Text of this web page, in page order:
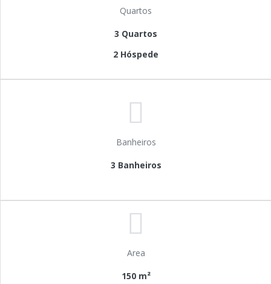
Quartos
3 Quartos
2 Hóspede
Banheiros
3 Banheiros
Area
150 m²